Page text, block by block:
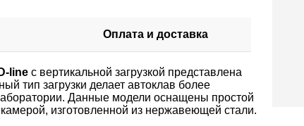
Оплата и доставка
line с вертикальной загрузкой представлена
тип загрузки делает автоклав более
Данные модели оснащены простой
изготовленной из нержавеющей стали.